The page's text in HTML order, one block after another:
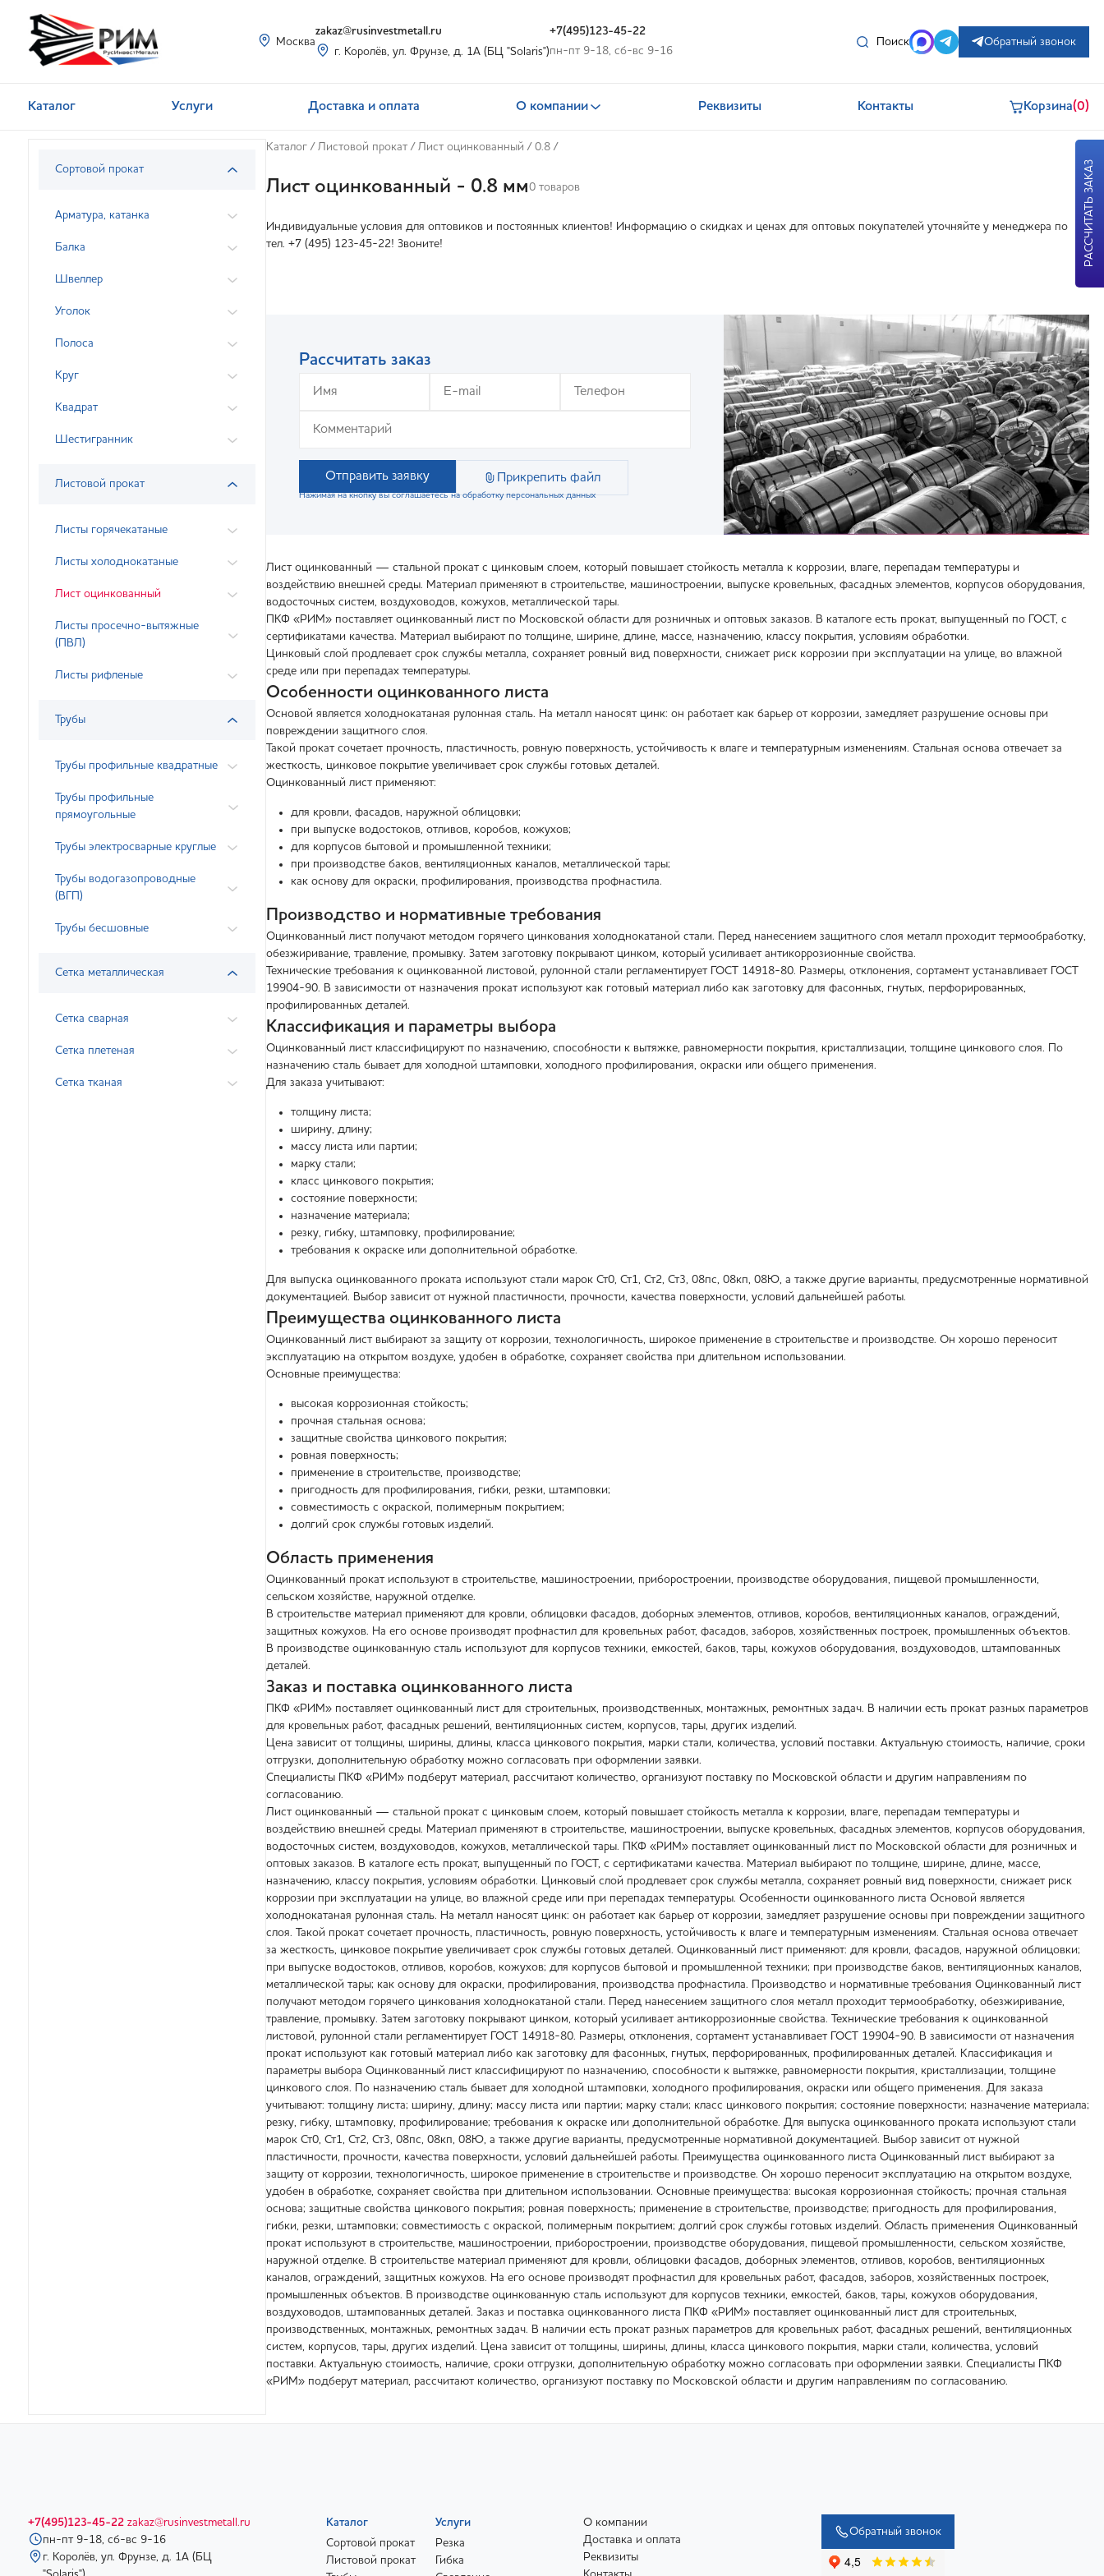
Москва
zakaz@rusinvestmetall.ru
г. Королёв, ул. Фрунзе, д. 1А (БЦ "Solaris")
+7(495)123-45-22
пн-пт 9-18, сб-вс 9-16
Поиск Обратный звонок
Каталог Услуги Доставка и оплата О компании Реквизиты Контакты Корзина(0)
Сортовой прокат
Арматура, катанка
Балка
Швеллер
Уголок
Полоса
Круг
Квадрат
Шестигранник
Листовой прокат
Листы горячекатаные
Листы холоднокатаные
Лист оцинкованный
Листы просечно-вытяжные
(ПВЛ)
Листы рифленые
Трубы
Трубы профильные квадратные
Трубы профильные
прямоугольные
Трубы электросварные круглые
Трубы водогазопроводные
(ВГП)
Трубы бесшовные
Сетка металлическая
Сетка сварная
Сетка плетеная
Сетка тканая
Каталог / Листовой прокат / Лист оцинкованный / 0.8 /
Лист оцинкованный - 0.8 мм0 товаров
Индивидуальные условия для оптовиков и постоянных клиентов! Информацию о скидках и ценах для оптовых покупателей уточняйте у менеджера по
тел. +7 (495) 123-45-22! Звоните!
Рассчитать заказ
Отправить заявку Прикрепить файл
Нажимая на кнопку вы соглашаетесь на обработку персональных данных
Лист оцинкованный — стальной прокат с цинковым слоем, который повышает стойкость металла к коррозии, влаге, перепадам температуры и
воздействию внешней среды. Материал применяют в строительстве, машиностроении, выпуске кровельных, фасадных элементов, корпусов оборудования,
водосточных систем, воздуховодов, кожухов, металлической тары.
ПКФ «РИМ» поставляет оцинкованный лист по Московской области для розничных и оптовых заказов. В каталоге есть прокат, выпущенный по ГОСТ, с
сертификатами качества. Материал выбирают по толщине, ширине, длине, массе, назначению, классу покрытия, условиям обработки.
Цинковый слой продлевает срок службы металла, сохраняет ровный вид поверхности, снижает риск коррозии при эксплуатации на улице, во влажной
среде или при перепадах температуры.
Особенности оцинкованного листа
Основой является холоднокатаная рулонная сталь. На металл наносят цинк: он работает как барьер от коррозии, замедляет разрушение основы при
повреждении защитного слоя.
Такой прокат сочетает прочность, пластичность, ровную поверхность, устойчивость к влаге и температурным изменениям. Стальная основа отвечает за
жесткость, цинковое покрытие увеличивает срок службы готовых деталей.
Оцинкованный лист применяют:
для кровли, фасадов, наружной облицовки;
при выпуске водостоков, отливов, коробов, кожухов;
для корпусов бытовой и промышленной техники;
при производстве баков, вентиляционных каналов, металлической тары;
как основу для окраски, профилирования, производства профнастила.
Производство и нормативные требования
Оцинкованный лист получают методом горячего цинкования холоднокатаной стали. Перед нанесением защитного слоя металл проходит термообработку,
обезжиривание, травление, промывку. Затем заготовку покрывают цинком, который усиливает антикоррозионные свойства.
Технические требования к оцинкованной листовой, рулонной стали регламентирует ГОСТ 14918-80. Размеры, отклонения, сортамент устанавливает ГОСТ
19904-90. В зависимости от назначения прокат используют как готовый материал либо как заготовку для фасонных, гнутых, перфорированных,
профилированных деталей.
Классификация и параметры выбора
Оцинкованный лист классифицируют по назначению, способности к вытяжке, равномерности покрытия, кристаллизации, толщине цинкового слоя. По
назначению сталь бывает для холодной штамповки, холодного профилирования, окраски или общего применения.
Для заказа учитывают:
толщину листа;
ширину, длину;
массу листа или партии;
марку стали;
класс цинкового покрытия;
состояние поверхности;
назначение материала;
резку, гибку, штамповку, профилирование;
требования к окраске или дополнительной обработке.
Для выпуска оцинкованного проката используют стали марок Ст0, Ст1, Ст2, Ст3, 08пс, 08кп, 08Ю, а также другие варианты, предусмотренные нормативной
документацией. Выбор зависит от нужной пластичности, прочности, качества поверхности, условий дальнейшей работы.
Преимущества оцинкованного листа
Оцинкованный лист выбирают за защиту от коррозии, технологичность, широкое применение в строительстве и производстве. Он хорошо переносит
эксплуатацию на открытом воздухе, удобен в обработке, сохраняет свойства при длительном использовании.
Основные преимущества:
высокая коррозионная стойкость;
прочная стальная основа;
защитные свойства цинкового покрытия;
ровная поверхность;
применение в строительстве, производстве;
пригодность для профилирования, гибки, резки, штамповки;
совместимость с окраской, полимерным покрытием;
долгий срок службы готовых изделий.
Область применения
Оцинкованный прокат используют в строительстве, машиностроении, приборостроении, производстве оборудования, пищевой промышленности,
сельском хозяйстве, наружной отделке.
В строительстве материал применяют для кровли, облицовки фасадов, доборных элементов, отливов, коробов, вентиляционных каналов, ограждений,
защитных кожухов. На его основе производят профнастил для кровельных работ, фасадов, заборов, хозяйственных построек, промышленных объектов.
В производстве оцинкованную сталь используют для корпусов техники, емкостей, баков, тары, кожухов оборудования, воздуховодов, штампованных
деталей.
Заказ и поставка оцинкованного листа
ПКФ «РИМ» поставляет оцинкованный лист для строительных, производственных, монтажных, ремонтных задач. В наличии есть прокат разных параметров
для кровельных работ, фасадных решений, вентиляционных систем, корпусов, тары, других изделий.
Цена зависит от толщины, ширины, длины, класса цинкового покрытия, марки стали, количества, условий поставки. Актуальную стоимость, наличие, сроки
отгрузки, дополнительную обработку можно согласовать при оформлении заявки.
Специалисты ПКФ «РИМ» подберут материал, рассчитают количество, организуют поставку по Московской области и другим направлениям по
согласованию.
Лист оцинкованный — стальной прокат с цинковым слоем, который повышает стойкость металла к коррозии, влаге, перепадам температуры и
воздействию внешней среды. Материал применяют в строительстве, машиностроении, выпуске кровельных, фасадных элементов, корпусов оборудования,
водосточных систем, воздуховодов, кожухов, металлической тары. ПКФ «РИМ» поставляет оцинкованный лист по Московской области для розничных и
оптовых заказов. В каталоге есть прокат, выпущенный по ГОСТ, с сертификатами качества. Материал выбирают по толщине, ширине, длине, массе,
назначению, классу покрытия, условиям обработки. Цинковый слой продлевает срок службы металла, сохраняет ровный вид поверхности, снижает риск
коррозии при эксплуатации на улице, во влажной среде или при перепадах температуры. Особенности оцинкованного листа Основой является
холоднокатаная рулонная сталь. На металл наносят цинк: он работает как барьер от коррозии, замедляет разрушение основы при повреждении защитного
слоя. Такой прокат сочетает прочность, пластичность, ровную поверхность, устойчивость к влаге и температурным изменениям. Стальная основа отвечает
за жесткость, цинковое покрытие увеличивает срок службы готовых деталей. Оцинкованный лист применяют: для кровли, фасадов, наружной облицовки;
при выпуске водостоков, отливов, коробов, кожухов; для корпусов бытовой и промышленной техники; при производстве баков, вентиляционных каналов,
металлической тары; как основу для окраски, профилирования, производства профнастила. Производство и нормативные требования Оцинкованный лист
получают методом горячего цинкования холоднокатаной стали. Перед нанесением защитного слоя металл проходит термообработку, обезжиривание,
травление, промывку. Затем заготовку покрывают цинком, который усиливает антикоррозионные свойства. Технические требования к оцинкованной
листовой, рулонной стали регламентирует ГОСТ 14918-80. Размеры, отклонения, сортамент устанавливает ГОСТ 19904-90. В зависимости от назначения
прокат используют как готовый материал либо как заготовку для фасонных, гнутых, перфорированных, профилированных деталей. Классификация и
параметры выбора Оцинкованный лист классифицируют по назначению, способности к вытяжке, равномерности покрытия, кристаллизации, толщине
цинкового слоя. По назначению сталь бывает для холодной штамповки, холодного профилирования, окраски или общего применения. Для заказа
учитывают: толщину листа; ширину, длину; массу листа или партии; марку стали; класс цинкового покрытия; состояние поверхности; назначение материала;
резку, гибку, штамповку, профилирование; требования к окраске или дополнительной обработке. Для выпуска оцинкованного проката используют стали
марок Ст0, Ст1, Ст2, Ст3, 08пс, 08кп, 08Ю, а также другие варианты, предусмотренные нормативной документацией. Выбор зависит от нужной
пластичности, прочности, качества поверхности, условий дальнейшей работы. Преимущества оцинкованного листа Оцинкованный лист выбирают за
защиту от коррозии, технологичность, широкое применение в строительстве и производстве. Он хорошо переносит эксплуатацию на открытом воздухе,
удобен в обработке, сохраняет свойства при длительном использовании. Основные преимущества: высокая коррозионная стойкость; прочная стальная
основа; защитные свойства цинкового покрытия; ровная поверхность; применение в строительстве, производстве; пригодность для профилирования,
гибки, резки, штамповки; совместимость с окраской, полимерным покрытием; долгий срок службы готовых изделий. Область применения Оцинкованный
прокат используют в строительстве, машиностроении, приборостроении, производстве оборудования, пищевой промышленности, сельском хозяйстве,
наружной отделке. В строительстве материал применяют для кровли, облицовки фасадов, доборных элементов, отливов, коробов, вентиляционных
каналов, ограждений, защитных кожухов. На его основе производят профнастил для кровельных работ, фасадов, заборов, хозяйственных построек,
промышленных объектов. В производстве оцинкованную сталь используют для корпусов техники, емкостей, баков, тары, кожухов оборудования,
воздуховодов, штампованных деталей. Заказ и поставка оцинкованного листа ПКФ «РИМ» поставляет оцинкованный лист для строительных,
производственных, монтажных, ремонтных задач. В наличии есть прокат разных параметров для кровельных работ, фасадных решений, вентиляционных
систем, корпусов, тары, других изделий. Цена зависит от толщины, ширины, длины, класса цинкового покрытия, марки стали, количества, условий
поставки. Актуальную стоимость, наличие, сроки отгрузки, дополнительную обработку можно согласовать при оформлении заявки. Специалисты ПКФ
«РИМ» подберут материал, рассчитают количество, организуют поставку по Московской области и другим направлениям по согласованию.
+7(495)123-45-22 zakaz@rusinvestmetall.ru
пн-пт 9-18, сб-вс 9-16
г. Королёв, ул. Фрунзе, д. 1А (БЦ
Каталог
Сортовой прокат
Листовой прокат
Услуги
Резка
Гибка
О компании
Доставка и оплата
Реквизиты
Обратный звонок
РАССЧИТАТЬ ЗАКАЗ